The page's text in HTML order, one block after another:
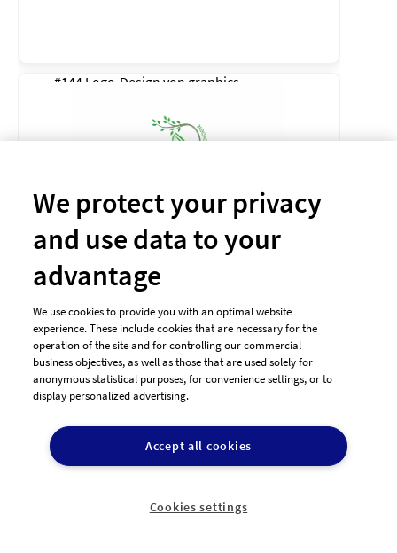
#144 Logo-Design von graphics
#117 Logo-Design vonninis design
We protect your privacy
and use data to your
advantage
We use cookies to provide you with an optimal website
experience. These include cookies that are necessary for the
operation of the site and for controlling our commercial
business objectives, as well as those that are used solely for
anonymous statistical purposes, for convenience settings, or to
display personalized advertising.
Accept all cookies
Cookies settings